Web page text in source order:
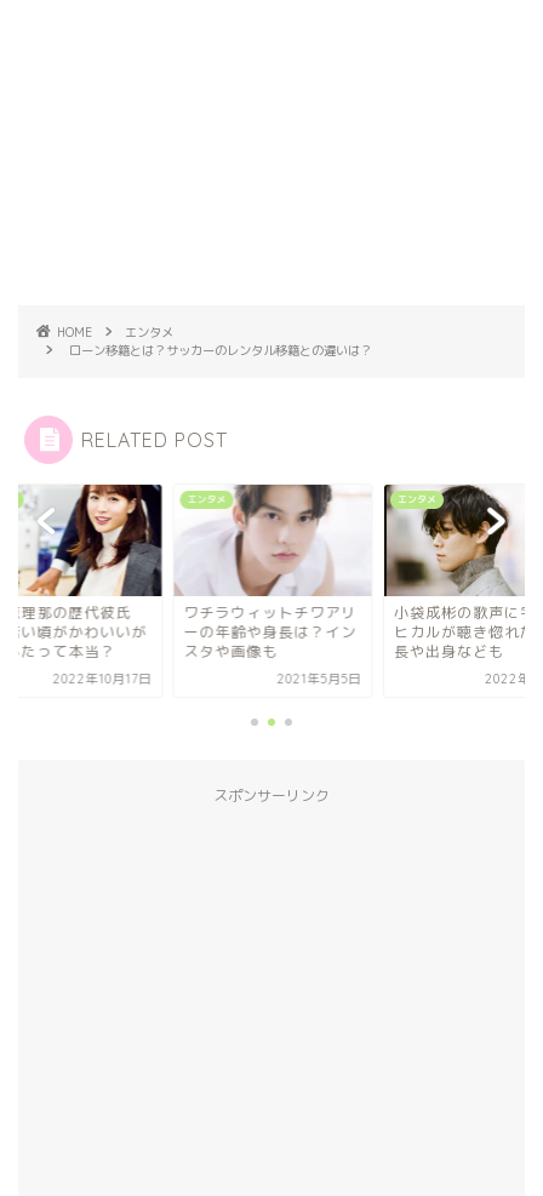
HOME
エンタメ
ローン移籍とは？サッカーのレンタル移籍との違いは？
RELATED POST
エンタメ
ワチラウィットチワアリ
ーの年齢や身長は？イン
スタや画像も
2021年5月5日
エンタメ
小袋成彬の歌声に宇多田
ヒカルが聴き惚れた？身
長や出身なども
2022年7月8日
エンタメ
新井恵理那の
は？若い頃が
整形したって
スポンサーリンク